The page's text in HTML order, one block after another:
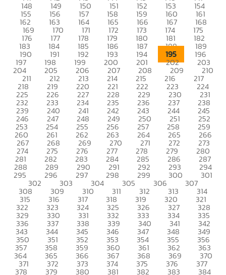
148 149 150 151 152 153 154
155 156 157 158 159 160 161
162 163 164 165 166 167 168
169 170 171 172 173 174 175
176 177 178 179 180 181 182
183 184 185 186 187 188 189
190 191 192 193 194 195 196
197 198 199 200 201 202 203
204 205 206 207 208 209 210
211 212 213 214 215 216 217
218 219 220 221 222 223 224
225 226 227 228 229 230 231
232 233 234 235 236 237 238
239 240 241 242 243 244 245
246 247 248 249 250 251 252
253 254 255 256 257 258 259
260 261 262 263 264 265 266
267 268 269 270 271 272 273
274 275 276 277 278 279 280
281 282 283 284 285 286 287
288 289 290 291 292 293 294
295 296 297 298 299 300 301
302 303 304 305 306 307
308 309 310 311 312 313 314
315 316 317 318 319 320 321
322 323 324 325 326 327 328
329 330 331 332 333 334 335
336 337 338 339 340 341 342
343 344 345 346 347 348 349
350 351 352 353 354 355 356
357 358 359 360 361 362 363
364 365 366 367 368 369 370
371 372 373 374 375 376 377
378 379 380 381 382 383 384